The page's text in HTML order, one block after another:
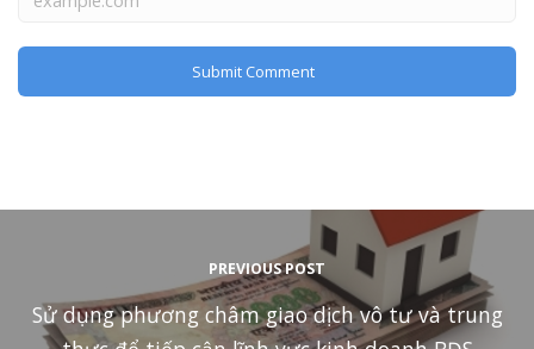
PREVIOUS POST
Sử dụng phương châm giao dịch vô tư và trung